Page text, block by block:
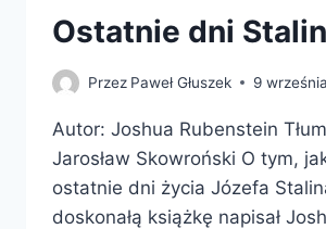
Ostatnie dni
Przez Paweł Głuszek 9
Autor: Joshua Rubenstein
Jarosław Skowroński O tym,
ostatnie dni życia Józefa
doskonałą książkę napisał